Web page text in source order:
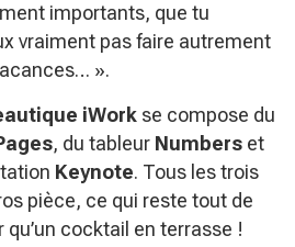
importants, que tu
vraiment pas faire autrement
… ».
iWork se compose du
, du tableur Numbers et
Keynote. Tous les trois
pièce, ce qui reste tout de
cocktail en terrasse !